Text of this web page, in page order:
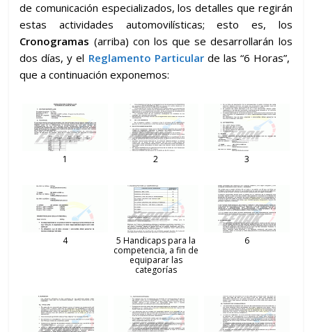
de comunicación especializados, los detalles que regirán
estas actividades automovilísticas; esto es, los
Cronogramas (arriba) con los que se desarrollarán los
dos días, y el Reglamento Particularde las “6 Horas”,
que a continuación exponemos:
1 2 3
4
5 Handicaps para la
competencia, a fin de
equiparar las
categorías
6